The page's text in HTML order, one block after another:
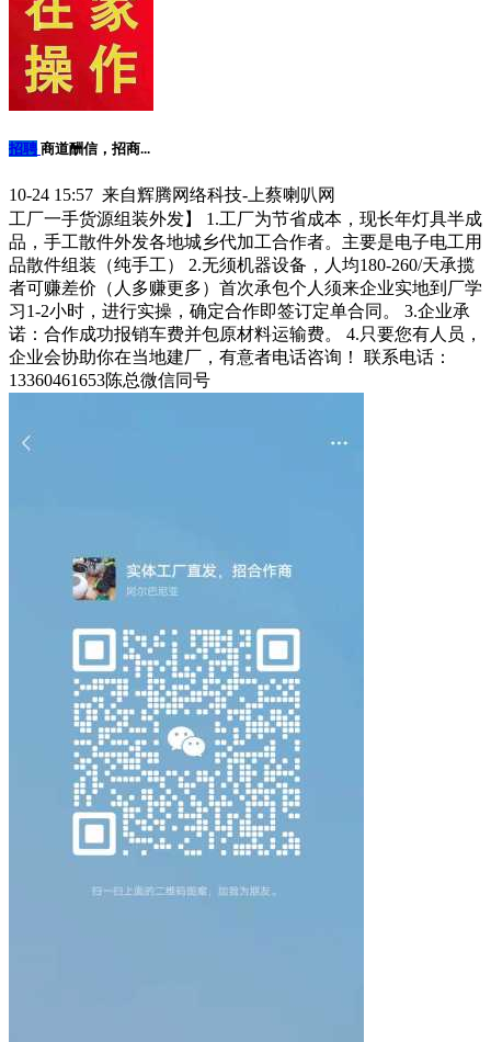
招聘 商道酬信，招商...
10-24 15:57 来自辉腾网络科技-上蔡喇叭网
工厂一手货源组装外发】 1.工厂为节省成本，现长年灯具半成
品，手工散件外发各地城乡代加工合作者。主要是电子电工用
品散件组装（纯手工） 2.无须机器设备，人均180-260/天承揽
者可赚差价（人多赚更多）首次承包个人须来企业实地到厂学
习1-2小时，进行实操，确定合作即签订定单合同。 3.企业承
诺：合作成功报销车费并包原材料运输费。 4.只要您有人员，
企业会协助你在当地建厂，有意者电话咨询！ 联系电话：
13360461653陈总微信同号